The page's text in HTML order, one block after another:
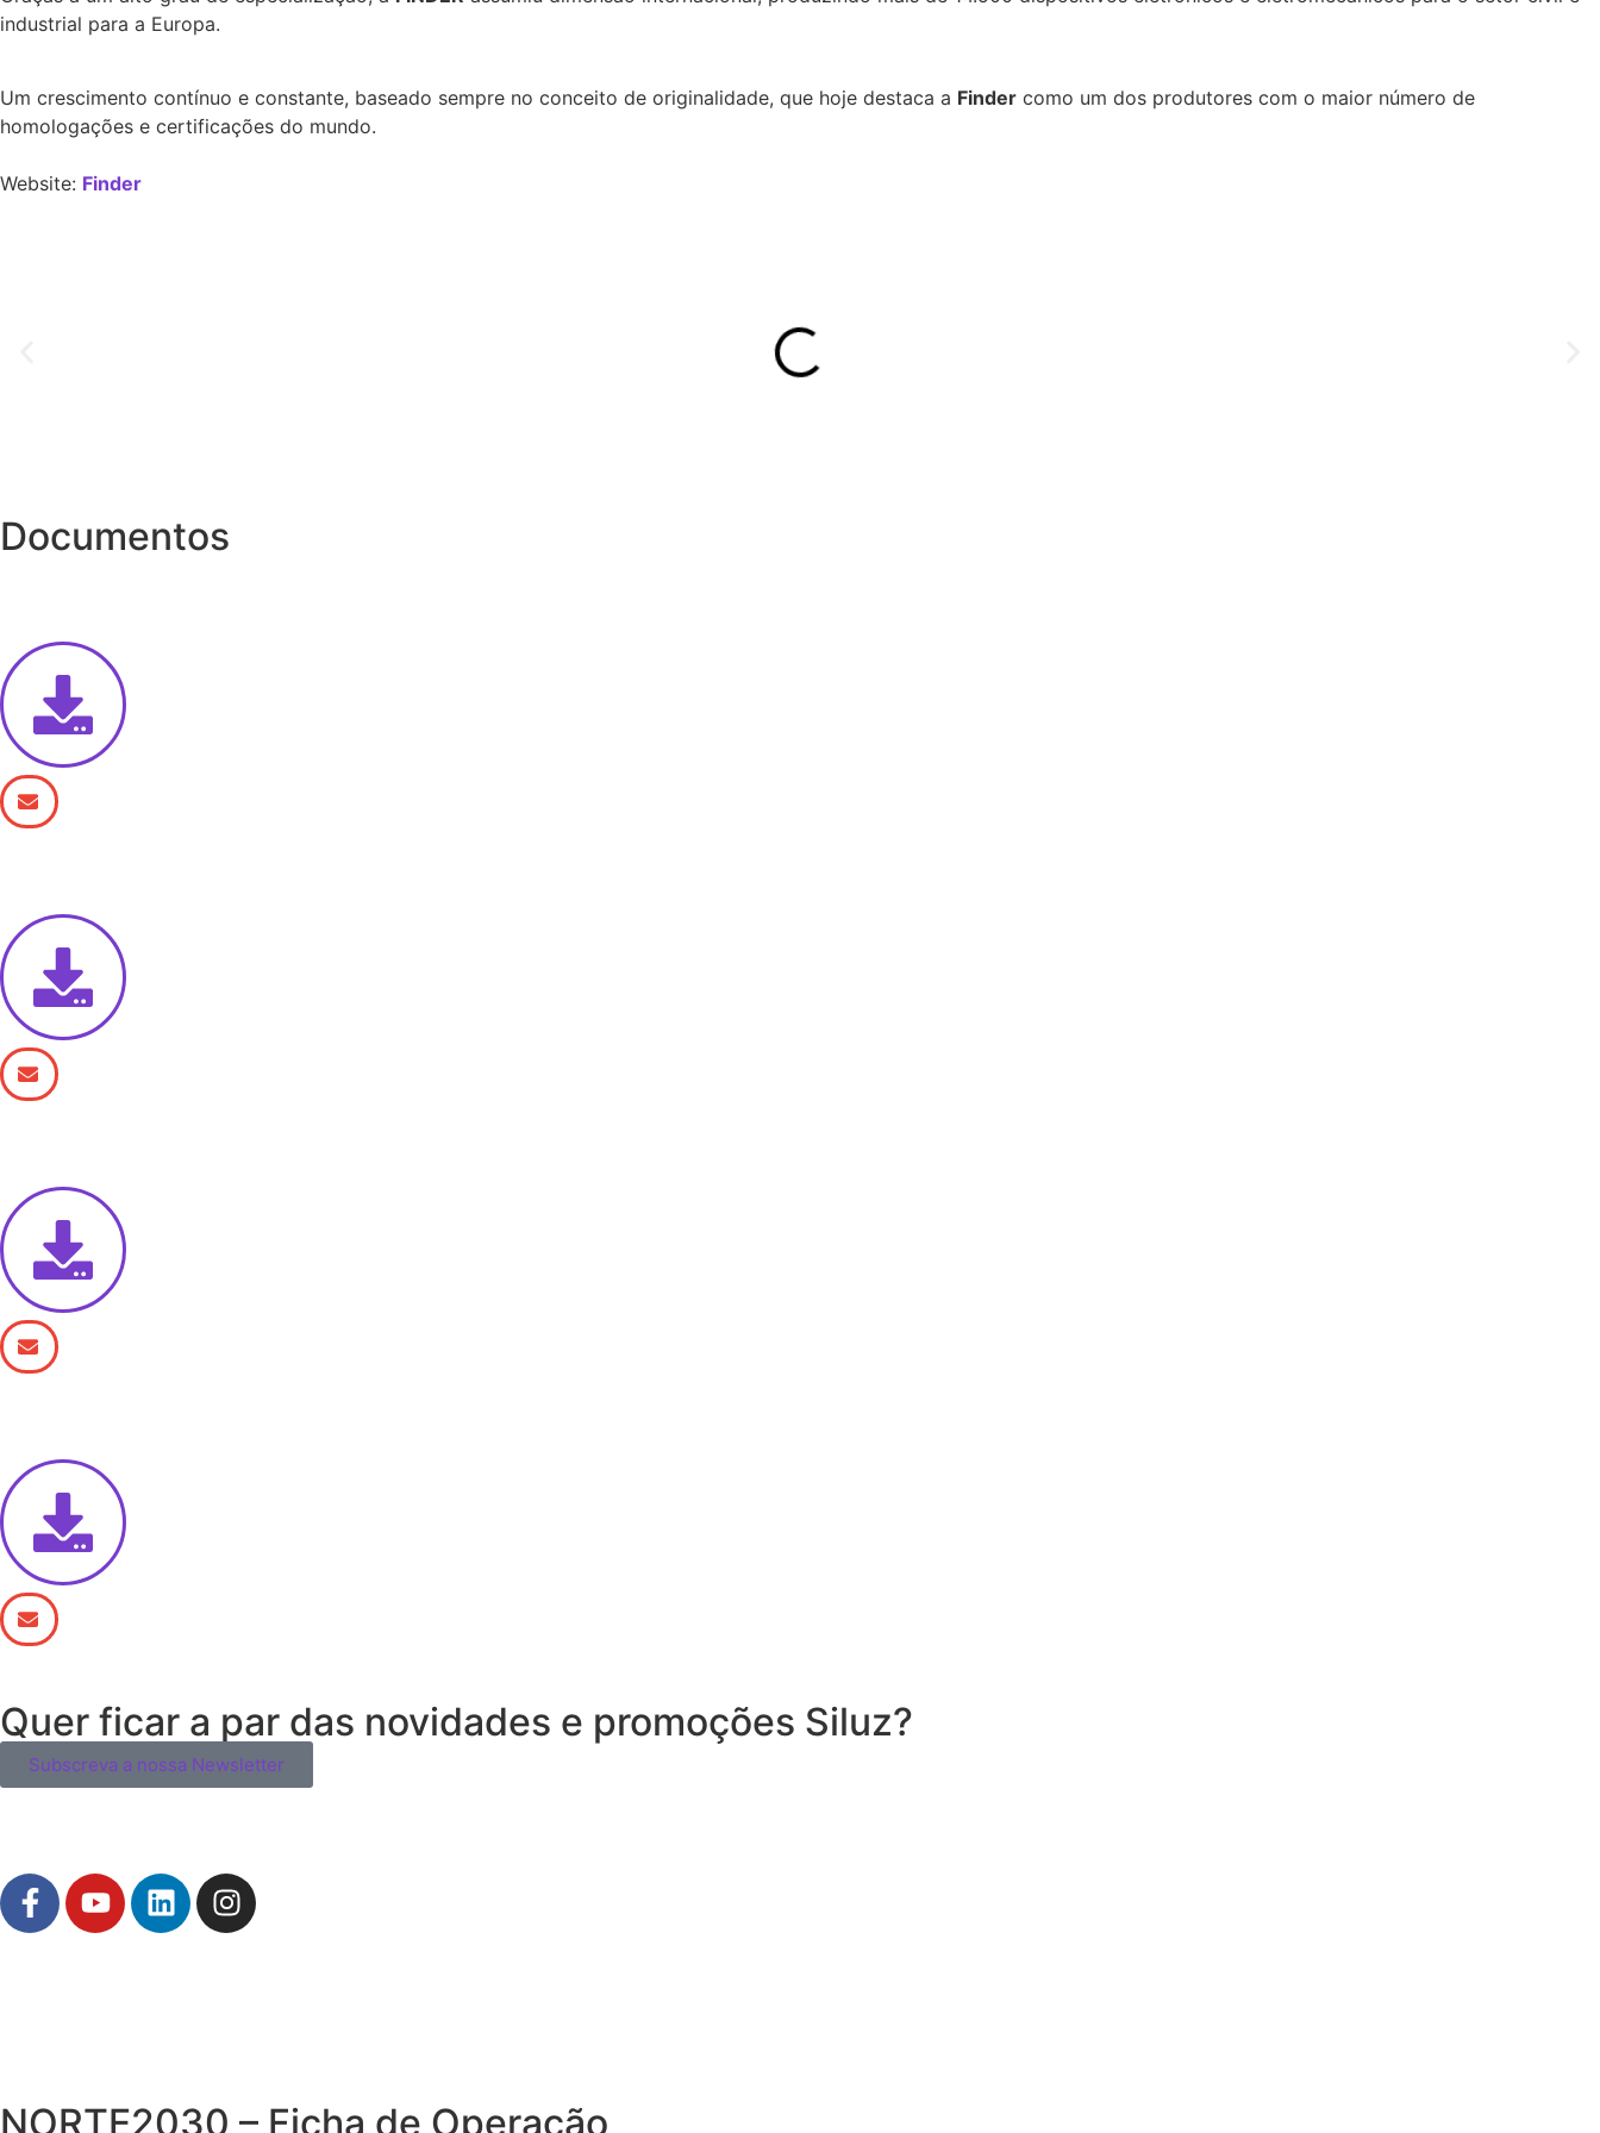
industrial para a Europa.
Um crescimento contínuo e constante, baseado sempre no conceito de originalidade, que hoje destaca a Finder como um dos produtores com o maior número de
homologações e certificações do mundo.
Website: Finder
Documentos
Quer ficar a par das novidades e promoções Siluz?
Subscreva a nossa Newsletter
NORTE2030 – Ficha de Operação